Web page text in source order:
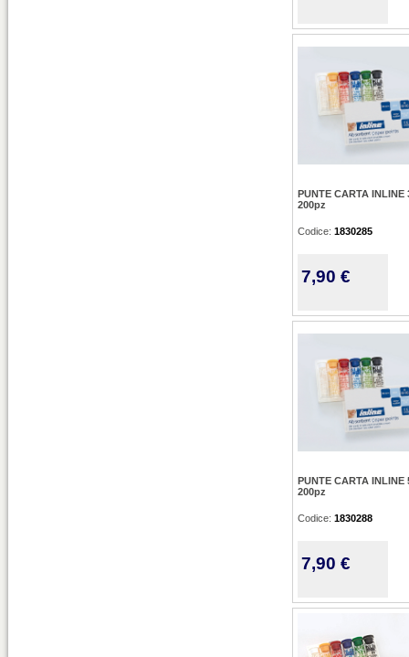
PUNTE CARTA INLINE
200pz
Codice: 1830285
7,90 €
PUNTE CARTA INLINE
200pz
Codice: 1830288
7,90 €